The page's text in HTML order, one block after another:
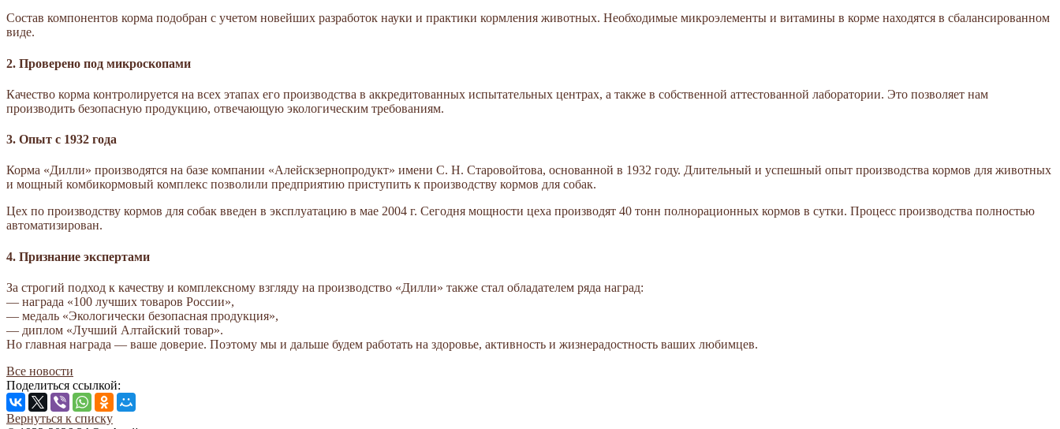
Состав компонентов корма подобран с учетом новейших разработок науки и практики кормления животных. Необходимые микроэлементы и витамины в корме находятся в сбалансированном
виде.
2. Проверено под микроскопами
Качество корма контролируется на всех этапах его производства в аккредитованных испытательных центрах, а также в собственной аттестованной лаборатории. Это позволяет нам
производить безопасную продукцию, отвечающую экологическим требованиям.
3. Опыт с 1932 года
Корма «Дилли» производятся на базе компании «Алейскзернопродукт» имени С. Н. Старовойтова, основанной в 1932 году. Длительный и успешный опыт производства кормов для животных
и мощный комбикормовый комплекс позволили предприятию приступить к производству кормов для собак.
Цех по производству кормов для собак введен в эксплуатацию в мае 2004 г. Сегодня мощности цеха производят 40 тонн полнорационных кормов в сутки. Процесс производства полностью
автоматизирован.
4. Признание экспертами
За строгий подход к качеству и комплексному взгляду на производство «Дилли» также стал обладателем ряда наград:
— награда «100 лучших товаров России»,
— медаль «Экологически безопасная продукция»,
— диплом «Лучший Алтайский товар».
Но главная награда — ваше доверие. Поэтому мы и дальше будем работать на здоровье, активность и жизнерадостность ваших любимцев.
Все новости
Поделиться ссылкой:
Вернуться к списку